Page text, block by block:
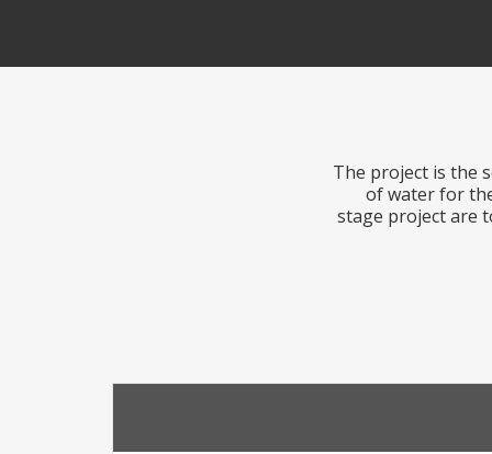
The project is the
of water for
stage project are